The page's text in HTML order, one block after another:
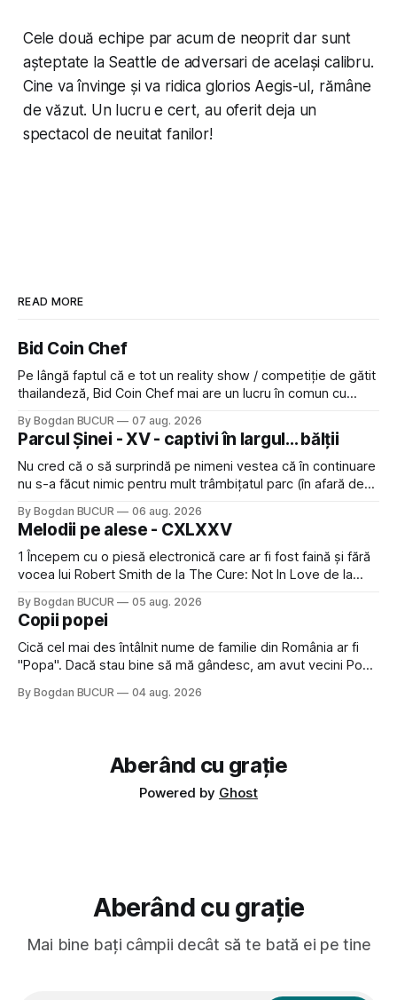
Cele două echipe par acum de neoprit dar sunt
așteptate la Seattle de adversari de același calibru.
Cine va învinge și va ridica glorios Aegis-ul, rămâne
de văzut. Un lucru e cert, au oferit deja un
spectacol de neuitat fanilor!
READ MORE
Bid Coin Chef
Pe lângă faptul că e tot un reality show / competiție de gătit
thailandeză, Bid Coin Chef mai are un lucru în comun cu
lăsat rece la prima vedere, după care m-a făcut să mă
îndrăgostesc de el. Nu mi-a plăcut faptul
By Bogdan BUCUR 07 aug. 2026
Parcul Șinei - XV - captivi în largul... bălții
Nu cred că o să surprindă pe nimeni vestea că în continuare
nu s-a făcut nimic pentru mult trâmbițatul parc (în afară de
timp pui și latră prin gard la lumea care trece prin zonă). Am
avut, în schimb, o belea
By Bogdan BUCUR 06 aug. 2026
Melodii pe alese - CXLXXV
1 Începem cu o piesă electronică care ar fi fost faină și fără
vocea lui Robert Smith de la The Cure: Not In Love de la
a dovedit că jumătatea masculină a acelui duo era cam
dubioasă...) 2. Băgăm la
By Bogdan BUCUR 05 aug. 2026
Copii popei
Cică cel mai des întâlnit nume de familie din România ar fi
"Popa". Dacă stau bine să mă gândesc, am avut vecini Popa
Dexonline spune de etimologia termenului de popă că ar
By Bogdan BUCUR 04 aug. 2026
Aberând cu grație
Powered by Ghost
Aberând cu grație
Mai bine bați câmpii decât să te bată ei pe tine